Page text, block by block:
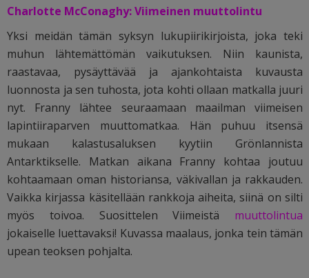
Charlotte McConaghy: Viimeinen muuttolintu
Yksi meidän tämän syksyn lukupiirikirjoista, joka teki
muhun lähtemättömän vaikutuksen. Niin kaunista,
raastavaa, pysäyttävää ja ajankohtaista kuvausta
luonnosta ja sen tuhosta, jota kohti ollaan matkalla juuri
nyt. Franny lähtee seuraamaan maailman viimeisen
lapintiiraparven muuttomatkaa. Hän puhuu itsensä
mukaan kalastusaluksen kyytiin Grönlannista
Antarktikselle. Matkan aikana Franny kohtaa joutuu
kohtaamaan oman historiansa, väkivallan ja rakkauden.
Vaikka kirjassa käsitellään rankkoja aiheita, siinä on silti
myös toivoa. Suosittelen Viimeistä muuttolintua
jokaiselle luettavaksi! Kuvassa maalaus, jonka tein tämän
upean teoksen pohjalta.